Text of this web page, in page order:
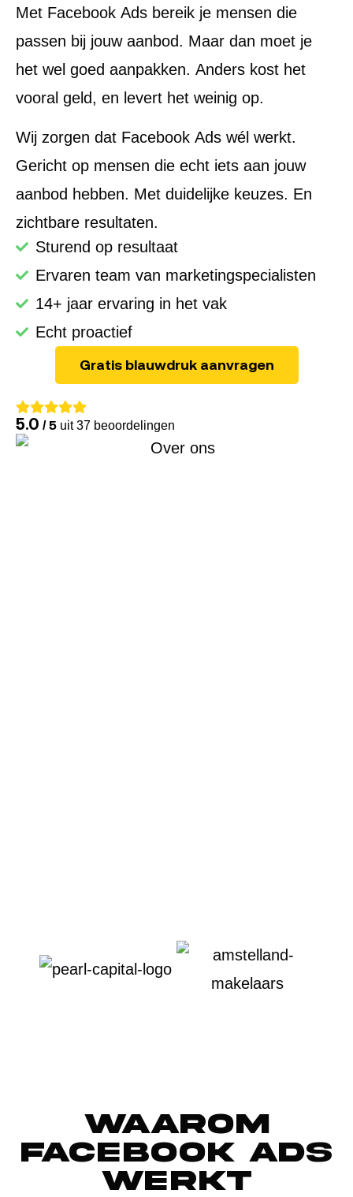
Met Facebook Ads bereik je mensen die
passen bij jouw aanbod. Maar dan moet je
het wel goed aanpakken. Anders kost het
vooral geld, en levert het weinig op.
Wij zorgen dat Facebook Ads wél werkt.
Gericht op mensen die echt iets aan jouw
aanbod hebben. Met duidelijke keuzes. En
zichtbare resultaten.
Sturend op resultaat
Ervaren team van marketingspecialisten
14+ jaar ervaring in het vak
Echt proactief
Gratis blauwdruk aanvragen
5.0 / 5 uit 37 beoordelingen
Waarom
Facebook Ads
werkt